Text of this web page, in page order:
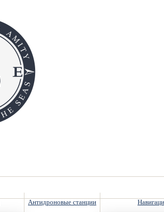
Антидроновые станции